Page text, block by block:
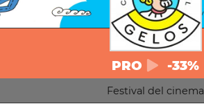
PRO -33%
Festival del cinema